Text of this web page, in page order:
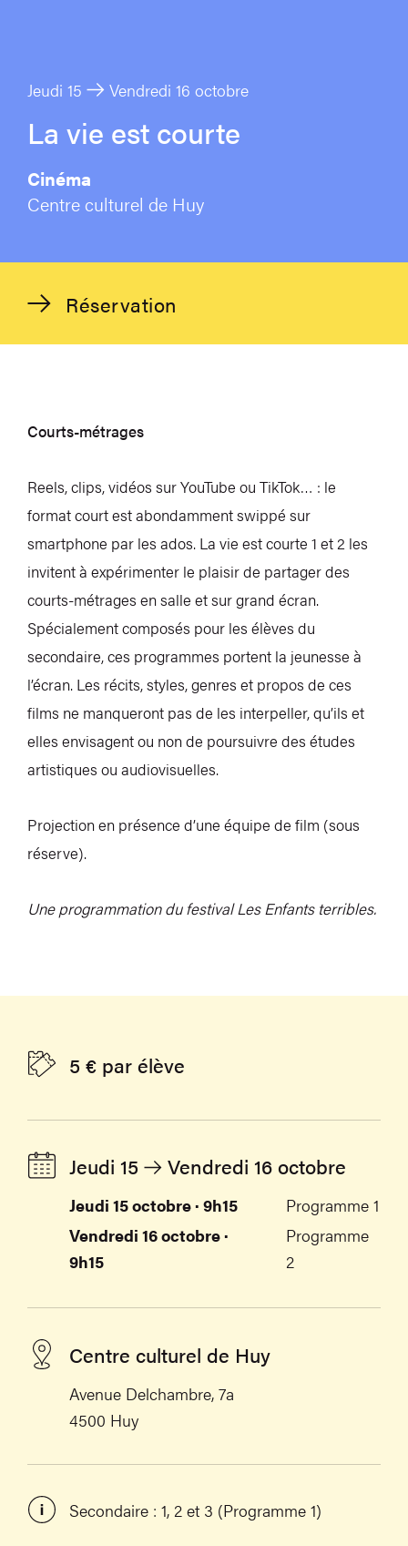
Jeudi 15 Vendredi 16 octobre
La vie est courte
Cinéma
Centre culturel de Huy
Réservation
Courts-métrages
Reels, clips, vidéos sur YouTube ou TikTok… : le
format court est abondamment swippé sur
smartphone par les ados. La vie est courte 1 et 2 les
invitent à expérimenter le plaisir de partager des
courts-métrages en salle et sur grand écran.
Spécialement composés pour les élèves du
secondaire, ces programmes portent la jeunesse à
l’écran. Les récits, styles, genres et propos de ces
films ne manqueront pas de les interpeller, qu’ils et
elles envisagent ou non de poursuivre des études
artistiques ou audiovisuelles.
Projection en présence d’une équipe de film (sous
réserve).
Une programmation du festival Les Enfants terribles.
5 € par élève
Jeudi 15 Vendredi 16 octobre
Jeudi 15 octobre · 9h15
Programme 1
Vendredi 16 octobre ·
9h15
Programme
2
Centre culturel de Huy
Avenue Delchambre, 7a
4500 Huy
Secondaire : 1, 2 et 3 (Programme 1)